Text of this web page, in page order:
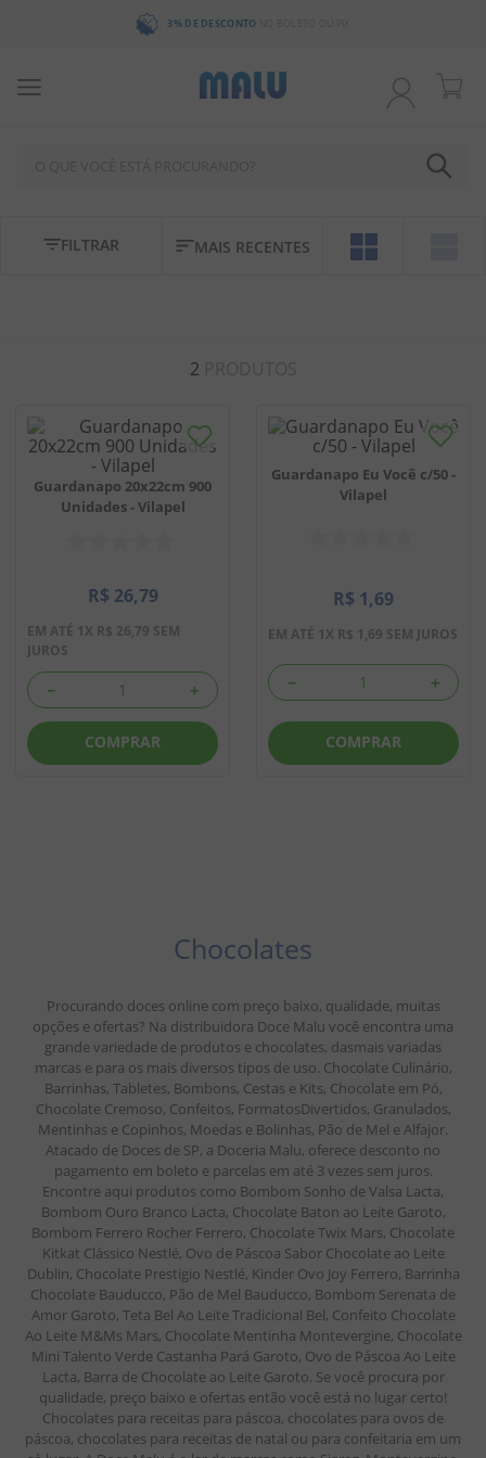
3% DE DESCONTO
MAIS RECENTES
FILTRAR
2
Guardanapo 20x22cm 900
Unidades - Vilapel
R$ 26,79
EM ATÉ 1X R$ 26,79 SEM
JUROS
＋
－
COMPRAR
Guardanapo Eu Você c/50 -
Vilapel
R$ 1,69
EM ATÉ 1X R$ 1,69 SEM JUROS
＋
－
COMPRAR
Chocolates
Procurando doces online com preço baixo, qualidade, muitas
opções e ofertas? Na distribuidora Doce Malu você encontra uma
grande variedade de produtos e chocolates, dasmais variadas
marcas e para os mais diversos tipos de uso. Chocolate Culinário,
Barrinhas, Tabletes, Bombons, Cestas e Kits, Chocolate em Pó,
Chocolate Cremoso, Confeitos, FormatosDivertidos, Granulados,
Mentinhas e Copinhos, Moedas e Bolinhas, Pão de Mel e Alfajor.
Atacado de Doces de SP, a Doceria Malu, oferece desconto no
pagamento em boleto e parcelas em até 3 vezes sem juros.
Encontre aqui produtos como Bombom Sonho de Valsa Lacta,
Bombom Ouro Branco Lacta, Chocolate Baton ao Leite Garoto,
Bombom Ferrero Rocher Ferrero, Chocolate Twix Mars, Chocolate
Kitkat Clássico Nestlé, Ovo de Páscoa Sabor Chocolate ao Leite
Dublin, Chocolate Prestigio Nestlé, Kinder Ovo Joy Ferrero, Barrinha
Chocolate Bauducco, Pão de Mel Bauducco, Bombom Serenata de
Amor Garoto, Teta Bel Ao Leite Tradicional Bel, Confeito Chocolate
Ao Leite M&Ms Mars, Chocolate Mentinha Montevergine, Chocolate
Mini Talento Verde Castanha Pará Garoto, Ovo de Páscoa Ao Leite
Lacta, Barra de Chocolate ao Leite Garoto. Se você procura por
qualidade, preço baixo e ofertas então você está no lugar certo!
Chocolates para receitas para páscoa, chocolates para ovos de
páscoa, chocolates para receitas de natal ou para confeitaria em um
1º
chocolate
salgadinho
chiclete
bala goma